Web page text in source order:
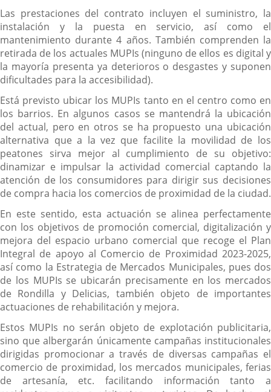
Las prestaciones del contrato incluyen el suministro, la
instalación y la puesta en servicio, así como el
mantenimiento durante 4 años. También comprenden la
retirada de los actuales MUPIs (ninguno de ellos es digital y
la mayoría presenta ya deterioros o desgastes y suponen
dificultades para la accesibilidad).
Está previsto ubicar los MUPIs tanto en el centro como en
los barrios. En algunos casos se mantendrá la ubicación
del actual, pero en otros se ha propuesto una ubicación
alternativa que a la vez que facilite la movilidad de los
peatones sirva mejor al cumplimiento de su objetivo:
dinamizar e impulsar la actividad comercial captando la
atención de los consumidores para dirigir sus decisiones
de compra hacia los comercios de proximidad de la ciudad.
En este sentido, esta actuación se alinea perfectamente
con los objetivos de promoción comercial, digitalización y
mejora del espacio urbano comercial que recoge el Plan
Integral de apoyo al Comercio de Proximidad 2023-2025,
así como la Estrategia de Mercados Municipales, pues dos
de los MUPIs se ubicarán precisamente en los mercados
de Rondilla y Delicias, también objeto de importantes
actuaciones de rehabilitación y mejora.
Estos MUPIs no serán objeto de explotación publicitaria,
sino que albergarán únicamente campañas institucionales
dirigidas promocionar a través de diversas campañas el
comercio de proximidad, los mercados municipales, ferias
de artesanía, etc. facilitando información tanto a